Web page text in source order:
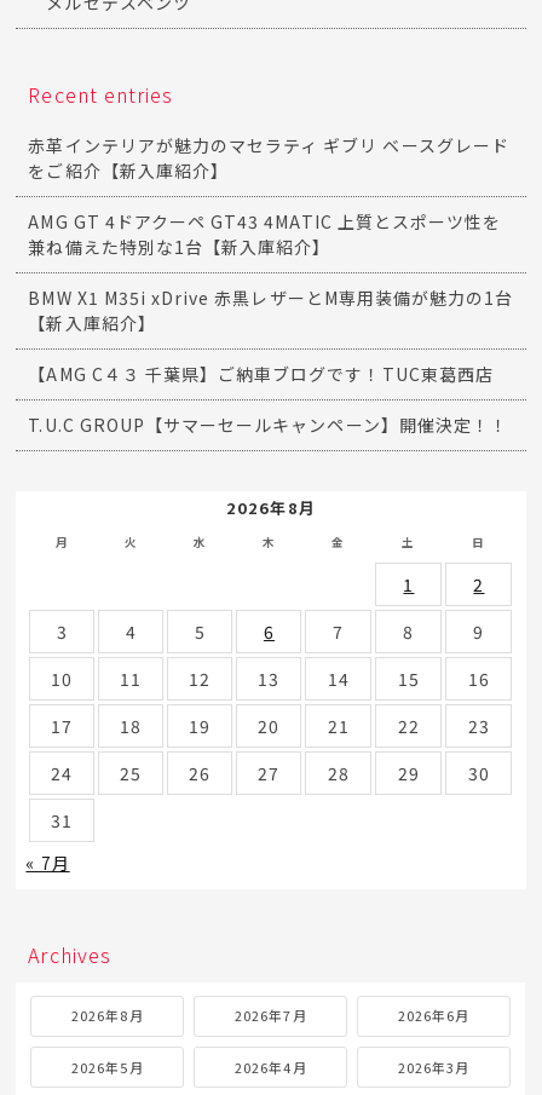
Recent entries
赤革インテリアが魅力のマセラティ ギブリ ベースグレード
をご紹介【新入庫紹介】
AMG GT 4ドアクーペ GT43 4MATIC 上質とスポーツ性を
兼ね備えた特別な1台【新入庫紹介】
BMW X1 M35i xDrive 赤黒レザーとM専用装備が魅力の1台
【新入庫紹介】
【AMG C４３ 千葉県】ご納車ブログです！TUC東葛西店
T.U.C GROUP【サマーセールキャンペーン】開催決定！！
2026年8月
月 火 水 木 金 土 日
1
2
3
4 5 6 7 8
9
10
11 12 13 14 15
16
17
18 19 20 21 22
23
24
25 26 27 28 29
30
31
« 7月
Archives
2026年8月 2026年7月 2026年6月
2026年5月 2026年4月 2026年3月